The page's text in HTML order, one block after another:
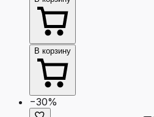
В корзину
−30%